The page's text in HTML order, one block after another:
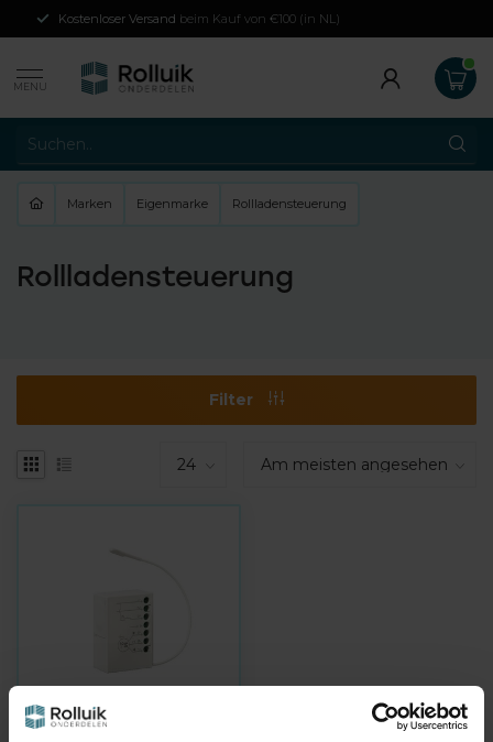
Kostenloser Versand beim Kauf von €100 (in NL)
MENU
Marken Eigenmarke Rollladensteuerung
Rollladensteuerung
Filter